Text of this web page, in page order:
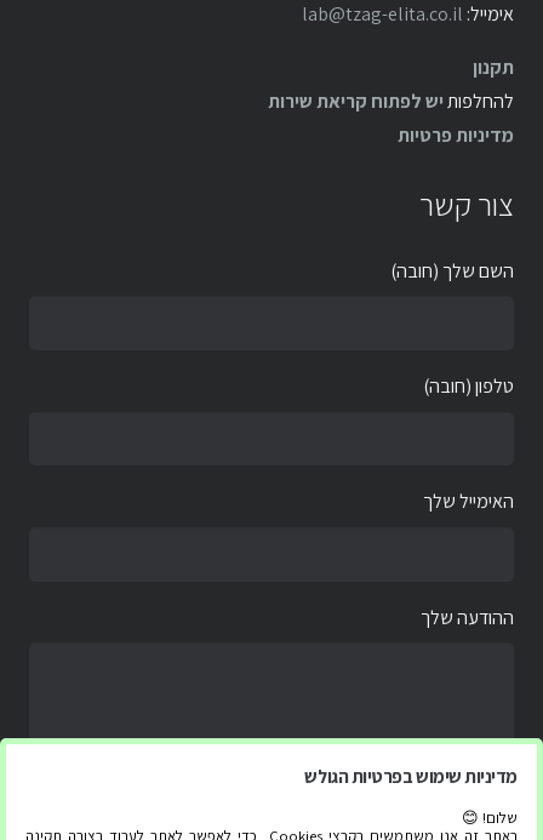
אימייל: lab@tzag-elita.co.il
תקנון
להחלפותיש לפתוח קריאת שירות
מדיניות פרטיות
צור קשר
השם שלך (חובה)
טלפון (חובה)
האימייל שלך
ההודעה שלך
מדיניות שימוש בפרטיות הגולש
שלום! 😊
באתר זה אנו משתמשים בקבצי Cookies, כדי לאפשר לאתר לעבוד בצורה תקינה